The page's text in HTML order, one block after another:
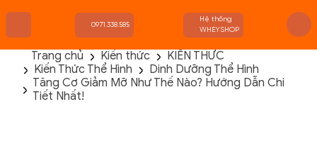
TRANG CHỦ
FLASH SALE
0971.338.585
Hệ thống
WHEYSHOP
Trang chủ Kiến thức
KIẾN THỨC
Kiến Thức Thể Hình
Dinh Dưỡng Thể Hình
Tăng Cơ Giảm Mỡ Như Thế Nào? Hướng Dẫn Chi
Tiết Nhất!